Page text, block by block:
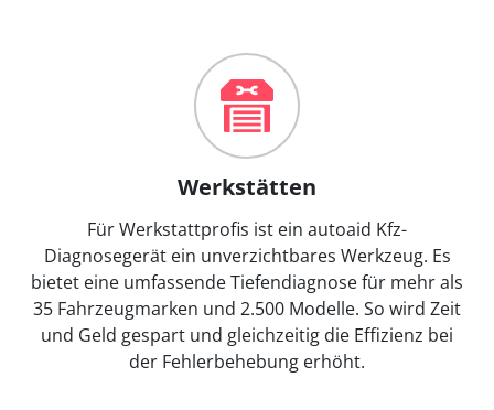
Werkstätten
Für Werkstattprofis ist ein autoaid Kfz-
Diagnosegerät ein unverzichtbares Werkzeug. Es
bietet eine umfassende Tiefendiagnose für mehr als
35 Fahrzeugmarken und 2.500 Modelle. So wird Zeit
und Geld gespart und gleichzeitig die Effizienz bei
der Fehlerbehebung erhöht.